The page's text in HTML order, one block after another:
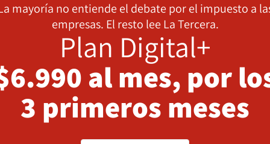
mayoría no entiende el debate por el impuesto a
empresas. El resto lee La Tercera.
Plan Digital+
al mes, por
3 primeros meses